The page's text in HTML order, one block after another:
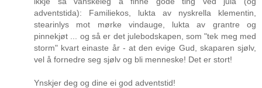
adventstida): Familiekos, lukta av nyskrella klementin,
stearinlys mot mørke vindauge, lukta av grantre og
pinnekjøt ... og så er det julebodskapen, som "tek meg med
storm" kvart einaste år - at den evige Gud, skaparen sjølv,
vel å fornedre seg sjølv og bli menneske! Det er stort!
Ynskjer deg og dine ei god adventstid!